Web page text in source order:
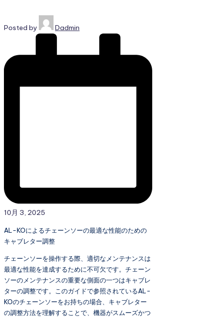
Posted by Dadmin
10月 3, 2025
AL-KOによるチェーンソーの最適な性能のための
キャブレター調整
チェーンソーを操作する際、適切なメンテナンスは
最適な性能を達成するために不可欠です。チェーン
ソーのメンテナンスの重要な側面の一つはキャブレ
ターの調整です。このガイドで参照されているAL-
KOのチェーンソーをお持ちの場合、キャブレター
の調整方法を理解することで、機器がスムーズかつ